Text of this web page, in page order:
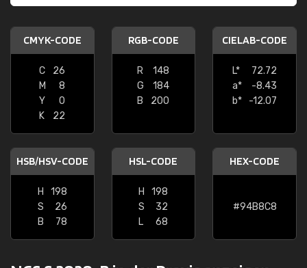
CMYK-CODE
C
26
M
8
Y
0
K
22
RGB-CODE
R
148
G
184
B
200
CIELAB-CODE
L*
72.72
a*
-8.43
b*
-12.07
HSB/HSV-CODE
H
198
S
26
B
78
HSL-CODE
H
198
S
32
L
68
HEX-CODE
#94B8C8